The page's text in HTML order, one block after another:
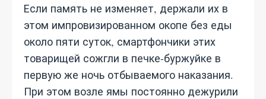
Если память не изменяет, держали их в
этом импровизированном окопе без еды
около пяти суток, смартфончики этих
товарищей сожгли в печке-буржуйке в
первую же ночь отбываемого наказания.
При этом возле ямы постоянно дежурили